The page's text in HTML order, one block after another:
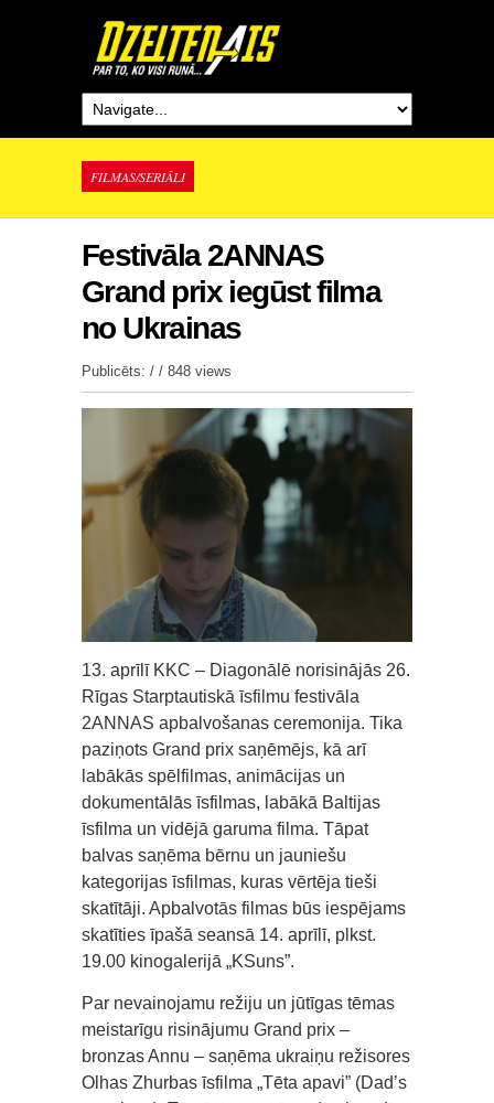
FILMAS/SERIĀLI
Festivāla 2ANNAS
Grand prix iegūst filma
no Ukrainas
Publicēts: / / 848 views
13. aprīlī KKC – Diagonālē norisinājās 26.
Rīgas Starptautiskā īsfilmu festivāla
2ANNAS apbalvošanas ceremonija. Tika
paziņots Grand prix saņēmējs, kā arī
labākās spēlfilmas, animācijas un
dokumentālās īsfilmas, labākā Baltijas
īsfilma un vidējā garuma filma. Tāpat
balvas saņēma bērnu un jauniešu
kategorijas īsfilmas, kuras vērtēja tieši
skatītāji. Apbalvotās filmas būs iespējams
skatīties īpašā seansā 14. aprīlī, plkst.
19.00 kinogalerijā „KSuns”.
Par nevainojamu režiju un jūtīgas tēmas
meistarīgu risinājumu Grand prix –
bronzas Annu – saņēma ukraiņu režisores
Olhas Zhurbas īsfilma „Tēta apavi” (Dad’s